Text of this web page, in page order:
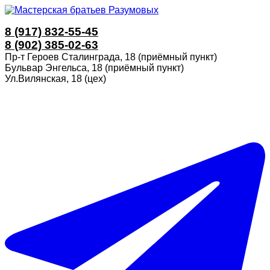
8 (917) 832-55-45
8 (902) 385-02-63
Пр-т Героев Сталинграда, 18 (приёмный пункт)
Бульвар Энгельса, 18 (приёмный пункт)
Ул.Вилянская, 18 (цех)